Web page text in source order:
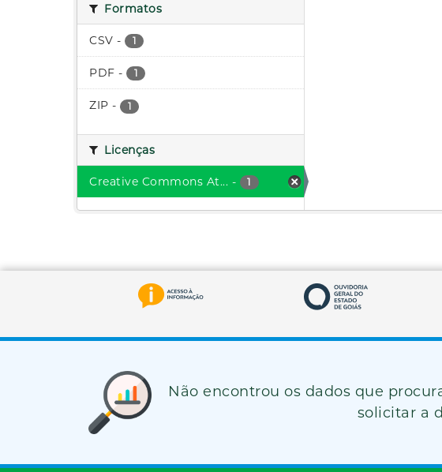
Formatos
CSV - 1
PDF - 1
ZIP - 1
Licenças
Creative Commons At... - 1
Não encontrou os dados que
solicitar a